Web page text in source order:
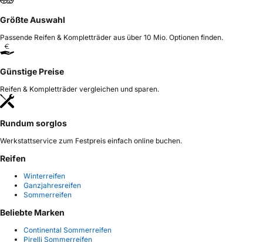
Größte Auswahl
Passende Reifen & Kompletträder aus über 10 Mio. Optionen finden.
Günstige Preise
Reifen & Kompletträder vergleichen und sparen.
Rundum sorglos
Werkstattservice zum Festpreis einfach online buchen.
Reifen
Winterreifen
Ganzjahresreifen
Sommerreifen
Beliebte Marken
Continental Sommerreifen
Pirelli Sommerreifen